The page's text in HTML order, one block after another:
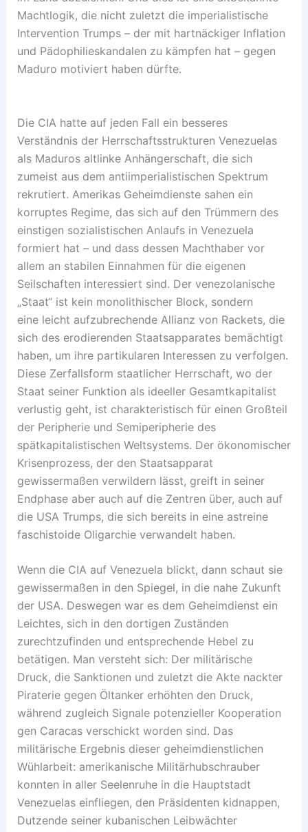
Machtlogik, die nicht zuletzt die imperialistische
Intervention Trumps – der mit hartnäckiger Inflation
und Pädophilieskandalen zu kämpfen hat – gegen
Maduro motiviert haben dürfte.
Die CIA hatte auf jeden Fall ein besseres
Verständnis der Herrschaftsstrukturen Venezuelas
als Maduros altlinke Anhängerschaft, die sich
zumeist aus dem antiimperialistischen Spektrum
rekrutiert. Amerikas Geheimdienste sahen ein
korruptes Regime, das sich auf den Trümmern des
einstigen sozialistischen Anlaufs in Venezuela
formiert hat – und dass dessen Machthaber vor
allem an stabilen Einnahmen für die eigenen
Seilschaften interessiert sind. Der venezolanische
„Staat“ ist kein monolithischer Block, sondern
eine leicht aufzubrechende Allianz von Rackets, die
sich des erodierenden Staatsapparates bemächtigt
haben, um ihre partikularen Interessen zu verfolgen.
Diese Zerfallsform staatlicher Herrschaft, wo der
Staat seiner Funktion als ideeller Gesamtkapitalist
verlustig geht, ist charakteristisch für einen Großteil
der Peripherie und Semiperipherie des
spätkapitalistischen Weltsystems. Der ökonomischer
Krisenprozess, der den Staatsapparat
gewissermaßen verwildern lässt, greift in seiner
Endphase aber auch auf die Zentren über, auch auf
die USA Trumps, die sich bereits in eine astreine
faschistoide Oligarchie verwandelt haben.
Wenn die CIA auf Venezuela blickt, dann schaut sie
gewissermaßen in den Spiegel, in die nahe Zukunft
der USA. Deswegen war es dem Geheimdienst ein
Leichtes, sich in den dortigen Zuständen
zurechtzufinden und entsprechende Hebel zu
betätigen. Man versteht sich: Der militärische
Druck, die Sanktionen und zuletzt die Akte nackter
Piraterie gegen Öltanker erhöhten den Druck,
während zugleich Signale potenzieller Kooperation
gen Caracas verschickt worden sind. Das
militärische Ergebnis dieser geheimdienstlichen
Wühlarbeit: amerikanische Militärhubschrauber
konnten in aller Seelenruhe in die Hauptstadt
Venezuelas einfliegen, den Präsidenten kidnappen,
Dutzende seiner kubanischen Leibwächter